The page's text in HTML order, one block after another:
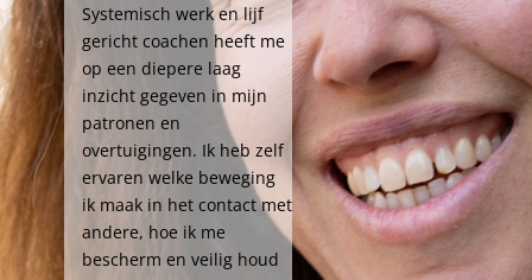
Systemisch werk en lijf
gericht coachen heeft me
op een diepere laag
inzicht gegeven in mijn
patronen en
overtuigingen. Ik heb zelf
ervaren welke beweging
ik maak in het contact met
andere, hoe ik me
bescherm en veilig houd